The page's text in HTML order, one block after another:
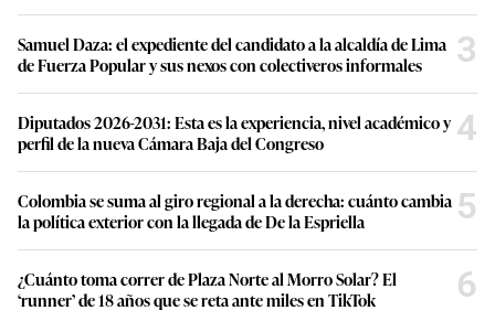
Samuel Daza: el expediente del candidato a la alcaldía de Lima
de Fuerza Popular y sus nexos con colectiveros informales
3
Diputados 2026-2031: Esta es la experiencia, nivel académico y
perfil de la nueva Cámara Baja del Congreso
4
Colombia se suma al giro regional a la derecha: cuánto cambia
la política exterior con la llegada de De la Espriella
5
¿Cuánto toma correr de Plaza Norte al Morro Solar? El
‘runner’ de 18 años que se reta ante miles en TikTok
6